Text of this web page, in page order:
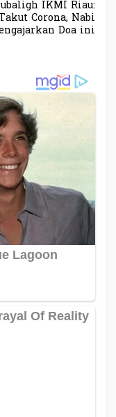
IKMI Riau:
Corona, Nabi
Doa ini